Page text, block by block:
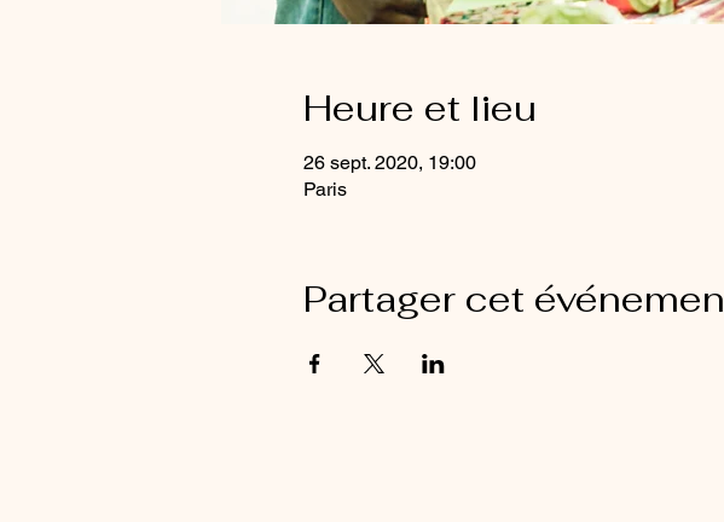
Heure et lieu
26 sept. 2020, 19:00
Paris
Partager cet